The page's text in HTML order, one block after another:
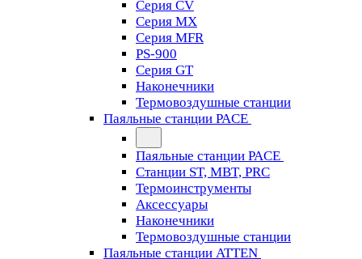
Серия CV
Серия MX
Серия MFR
PS-900
Серия GT
Наконечники
Термовоздушные станции
Паяльные станции PACE
Паяльные станции PACE
Станции ST, MBT, PRC
Термоинструменты
Аксессуары
Наконечники
Термовоздушные станции
Паяльные станции ATTEN